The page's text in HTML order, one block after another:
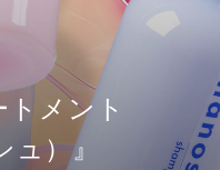
メント
ュ）』
メント